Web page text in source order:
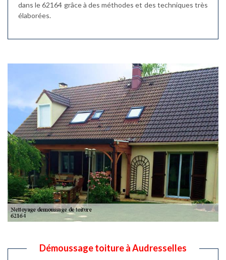
dans le 62164 grâce à des méthodes et des techniques très
élaborées.
Démoussage toiture à Audresselles